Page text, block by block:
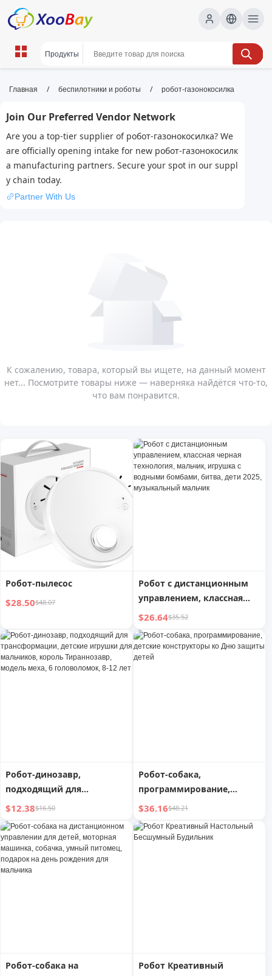
робот-газонокосилка | XOOBAY
робот-газонокосилка, бесшумная,
автоматическое обслуживание, wholesale
робот-газонокосилка, XOOBAY
Автоматическая косилка для газона, экономит время,
управляется через приложение, безопасна и эффективна,
доступна.
Главная / беспилотники и роботы / робот-газонокосилка
Join Our Preferred Vendor Network
Are you a top-tier supplier of робот-газонокосилка? We
are officially opening intake for new робот-газонокосилк
а manufacturing partners. Secure your spot in our suppl
y chain today.
Partner With Us
К сожалению, товара, который вы ищете, на данный момент
нет... Посмотрите товары ниже — наверняка найдётся что-то,
что вам понравится.
Робот-пылесос
$28.50$48.07
Робот с дистанционным
управлением, классная
черная технология,
мальчик, игрушка с
водными бомбами, битва,
дети 2025, музыкальный
$26.64$35.52
Робот-динозавр,
подходящий для
трансформации, детские
игрушки для мальчиков,
король Тираннозавр,
модель меха, 6
головоломок, 8-12 лет
$12.38$16.50
Робот-собака,
программирование,
детские конструкторы ко
Дню защиты детей
$36.16$48.21
Робот-собака на
Робот Креативный